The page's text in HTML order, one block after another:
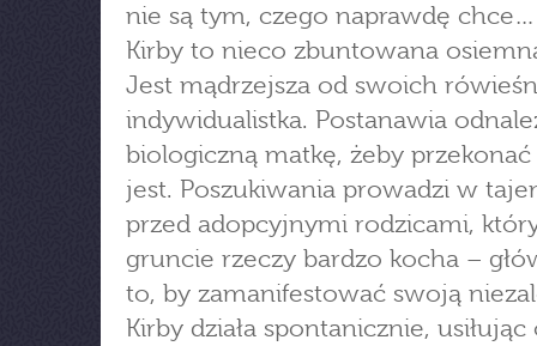
nie są tym, czego naprawdę chce…
Kirby to nieco zbuntowana
Jest mądrzejsza od swoich
indywidualistka. Postanawia
biologiczną matkę, żeby przekonać
jest. Poszukiwania prowadzi w
przed adopcyjnymi rodzicami,
gruncie rzeczy bardzo kocha –
to, by zamanifestować swoją
Kirby działa spontanicznie, usiłując